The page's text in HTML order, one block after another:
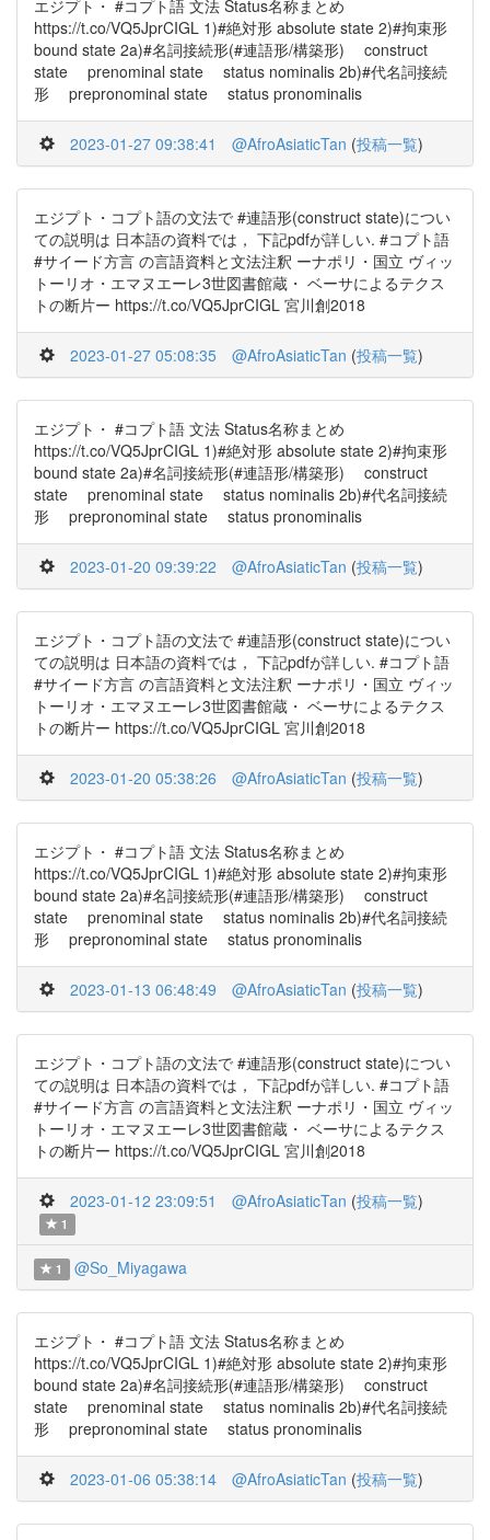
エジプト・ #コプト語 文法 Status名称まとめ
https://t.co/VQ5JprCIGL 1)#絶対形 absolute state 2)#拘束形
bound state 2a)#名詞接続形(#連語形/構築形) construct
state prenominal state status nominalis 2b)#代名詞接続
形 prepronominal state status pronominalis
2023-01-27 09:38:41 @AfroAsiaticTan (投稿一覧)
エジプト・コプト語の文法で #連語形(construct state)につい
ての説明は 日本語の資料では， 下記pdfが詳しい. #コプト語
#サイード方言 の言語資料と文法注釈 ーナポリ・国立 ヴィッ
トーリオ・エマヌエーレ3世図書館蔵・ ベーサによるテクス
トの断片ー https://t.co/VQ5JprCIGL 宮川創2018
2023-01-27 05:08:35 @AfroAsiaticTan (投稿一覧)
エジプト・ #コプト語 文法 Status名称まとめ
https://t.co/VQ5JprCIGL 1)#絶対形 absolute state 2)#拘束形
bound state 2a)#名詞接続形(#連語形/構築形) construct
state prenominal state status nominalis 2b)#代名詞接続
形 prepronominal state status pronominalis
2023-01-20 09:39:22 @AfroAsiaticTan (投稿一覧)
エジプト・コプト語の文法で #連語形(construct state)につい
ての説明は 日本語の資料では， 下記pdfが詳しい. #コプト語
#サイード方言 の言語資料と文法注釈 ーナポリ・国立 ヴィッ
トーリオ・エマヌエーレ3世図書館蔵・ ベーサによるテクス
トの断片ー https://t.co/VQ5JprCIGL 宮川創2018
2023-01-20 05:38:26 @AfroAsiaticTan (投稿一覧)
エジプト・ #コプト語 文法 Status名称まとめ
https://t.co/VQ5JprCIGL 1)#絶対形 absolute state 2)#拘束形
bound state 2a)#名詞接続形(#連語形/構築形) construct
state prenominal state status nominalis 2b)#代名詞接続
形 prepronominal state status pronominalis
2023-01-13 06:48:49 @AfroAsiaticTan (投稿一覧)
エジプト・コプト語の文法で #連語形(construct state)につい
ての説明は 日本語の資料では， 下記pdfが詳しい. #コプト語
#サイード方言 の言語資料と文法注釈 ーナポリ・国立 ヴィッ
トーリオ・エマヌエーレ3世図書館蔵・ ベーサによるテクス
トの断片ー https://t.co/VQ5JprCIGL 宮川創2018
2023-01-12 23:09:51 @AfroAsiaticTan (投稿一覧)
1
1 @So_Miyagawa
エジプト・ #コプト語 文法 Status名称まとめ
https://t.co/VQ5JprCIGL 1)#絶対形 absolute state 2)#拘束形
bound state 2a)#名詞接続形(#連語形/構築形) construct
state prenominal state status nominalis 2b)#代名詞接続
形 prepronominal state status pronominalis
2023-01-06 05:38:14 @AfroAsiaticTan (投稿一覧)